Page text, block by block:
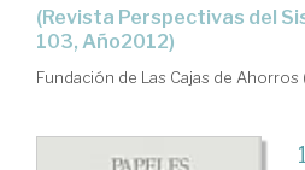
(Revista Perspectivas del Sistema Financiero, Nº
103, Año2012)
Fundación de Las Cajas de Ahorros